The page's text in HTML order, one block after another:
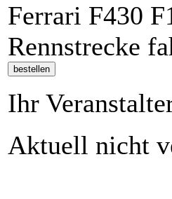
Ferrari F430
Rennstrecke
Ihr
Aktuell nicht